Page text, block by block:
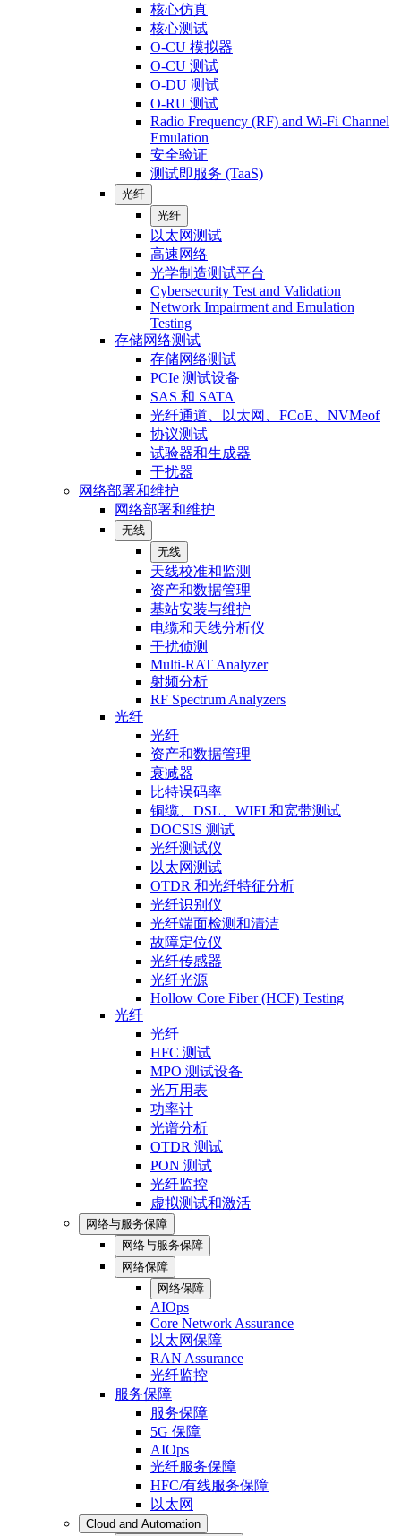
核心仿真
核心测试
O-CU 模拟器
O-CU 测试
O-DU 测试
O-RU 测试
Radio Frequency (RF) and Wi-Fi Channel
Emulation
安全验证
测试即服务 (TaaS)
光纤
光纤
以太网测试
高速网络
光学制造测试平台
Cybersecurity Test and Validation
Network Impairment and Emulation
Testing
存储网络测试
存储网络测试
PCIe 测试设备
SAS 和 SATA
光纤通道、以太网、FCoE、NVMeof
协议测试
试验器和生成器
干扰器
网络部署和维护
网络部署和维护
无线
无线
天线校准和监测
资产和数据管理
基站安装与维护
电缆和天线分析仪
干扰侦测
Multi-RAT Analyzer
射频分析
RF Spectrum Analyzers
光纤
光纤
资产和数据管理
衰减器
比特误码率
铜缆、DSL、WIFI 和宽带测试
DOCSIS 测试
光纤测试仪
以太网测试
OTDR 和光纤特征分析
光纤识别仪
光纤端面检测和清洁
故障定位仪
光纤传感器
光纤光源
Hollow Core Fiber (HCF) Testing
光纤
光纤
HFC 测试
MPO 测试设备
光万用表
功率计
光谱分析
OTDR 测试
PON 测试
光纤监控
虚拟测试和激活
网络与服务保障
网络与服务保障
网络保障
网络保障
AIOps
Core Network Assurance
以太网保障
RAN Assurance
光纤监控
服务保障
服务保障
5G 保障
AIOps
光纤服务保障
HFC/有线服务保障
以太网
Cloud and Automation